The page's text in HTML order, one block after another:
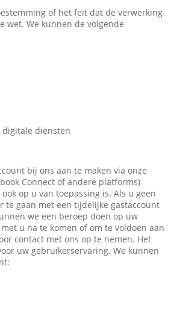
of het feit dat de verwerking
wet. We kunnen de volgende
digitale diensten
bij ons aan te maken via onze
Connect of andere platforms)
op u van toepassing is. Als u geen
te gaan met een tijdelijke gastaccount
we een beroep doen op uw
u na te komen of om te voldoen aan
contact met ons op te nemen. Het
uw gebruikerservaring. We kunnen